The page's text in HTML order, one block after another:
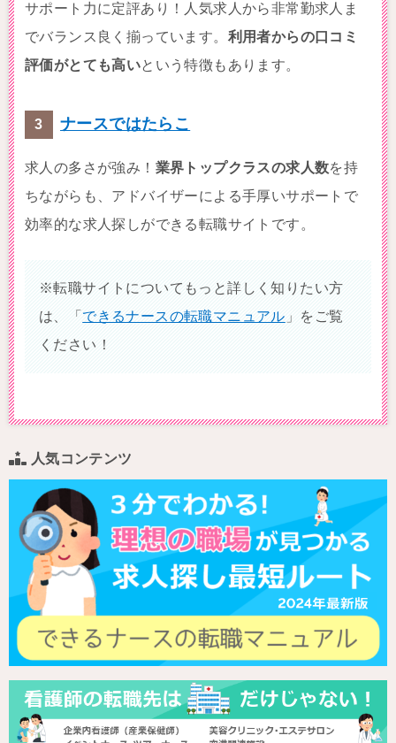
サポート力に定評あり！人気求人から非常勤求人ま
でバランス良く揃っています。 利用者からの口コミ
評価がとても高いという特徴もあります。
ナースではたらこ
求人の多さが強み！ 業界トップクラスの求人数を持
ちながらも、アドバイザーによる手厚いサポートで
効率的な求人探しができる転職サイトです。
※転職サイトについてもっと詳しく知りたい方
は、「できるナースの転職マニュアル 」をご覧
ください！
人気コンテンツ